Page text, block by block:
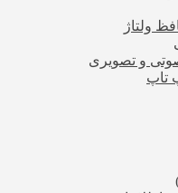
ولتاژ
و تصویری
تاپ